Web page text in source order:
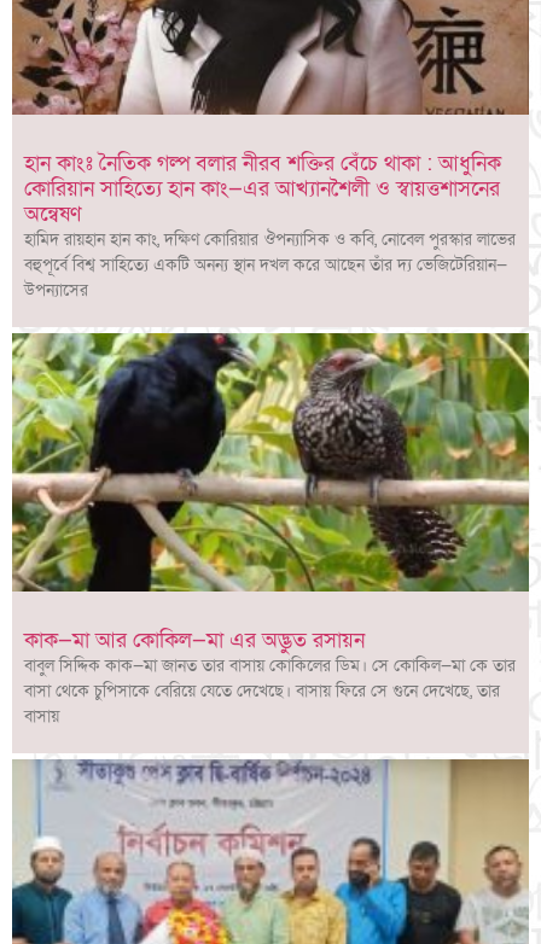
হান কাংঃ নৈতিক গল্প বলার নীরব শক্তির বেঁচে থাকা : আধুনিক
কোরিয়ান সাহিত্যে হান কাং—এর আখ্যানশৈলী ও স্বায়ত্তশাসনের
অন্বেষণ
হামিদ রায়হান হান কাং, দক্ষিণ কোরিয়ার ঔপন্যাসিক ও কবি, নোবেল পুরস্কার লাভের
বহুপূর্বে বিশ্ব সাহিত্যে একটি অনন্য স্থান দখল করে আছেন তাঁর দ্য ভেজিটেরিয়ান—
উপন্যাসের
কাক—মা আর কোকিল—মা এর অদ্ভুত রসায়ন
বাবুল সিদ্দিক কাক—মা জানত তার বাসায় কোকিলের ডিম। সে কোকিল—মা কে তার
বাসা থেকে চুপিসাকে বেরিয়ে যেতে দেখেছে। বাসায় ফিরে সে গুনে দেখেছে, তার
বাসায়